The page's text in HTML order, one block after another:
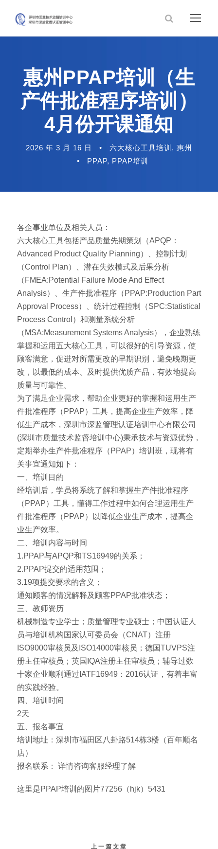
惠州PPAP培训（生
产件批准程序培训）
4月份开课通知
2026 年 3 月 16 日 • 六大核心工具培训 , 惠州
•
PPAP, PPAP培训
各企事业单位及相关人员：
六大核心工具包括产品质量先期策划（APQP：
Advanced Product Quality Pianning）、控制计划
（Control Plan）、潜在失效模式及后果分析
（FMEA:Potential Failure Mode And Effect
Analysis）、生产件批准程序（PPAP:Production Part
Approval Process）、统计过程控制（SPC:Statistical
Process Control）和测量系统分析
（MSA:Measurement Systems Analysis），企业熟练
掌握和运用五大核心工具，可以很好的引导资源，使
顾客满意，促进对所需更改的早期识别，避免晚期更
改，以最低的成本、及时提供优质产品，有效地提高
质量与可靠性。
为了满足企业需求，帮助企业更好的掌握和运用生产
件批准程序（PPAP）工具，提高企业生产效率，降
低生产成本，深圳市深监管理认证培训中心有限公司
(深圳市质量技术监督培训中心)秉承技术与资源优势，
定期举办生产件批准程序（PPAP）培训班，现将有
关事宜通知如下：
一、培训目的
经培训后，学员将系统了解和掌握生产件批准程序
（PPAP）工具，懂得工作过程中如何合理运用生产
件批准程序（PPAP）以降低企业生产成本，提高企
业生产效率。
二、培训内容与时间
1.PPAP与APQP和TS16949的关系；
2.PPAP提交的适用范围；
3.19项提交要求的含义；
通知顾客的情况解释及顾客PPAP批准状态；
三、教师资历
机械制造专业学士；质量管理专业硕士；中国认证人
员与培训机构国家认可委员会（CNAT）注册
ISO9000审核员及ISO14000审核员；德国TUVPS注
册主任审核员；英国IQA注册主任审核员；辅导过数
十家企业顺利通过IATF16949：2016认证，有着丰富
的实践经验。
四、培训时间
2天
五、报名事宜
培训地址：深圳市福田区八卦路514栋3楼（百年顺名
店）
报名联系： 详情咨询客服经理了解
这里是PPAP培训的图片77256（hjk）5431
上一篇文章